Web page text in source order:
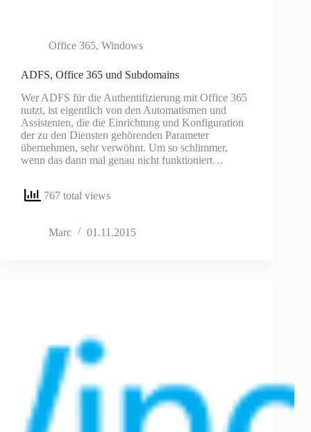
Office 365, Windows
ADFS, Office 365 und Subdomains
Wer ADFS für die Authentifizierung mit Office 365
nutzt, ist eigentlich von den Automatismen und
Assistenten, die die Einrichtung und Konfiguration
der zu den Diensten gehörenden Parameter
übernehmen, sehr verwöhnt. Um so schlimmer,
wenn das dann mal genau nicht funktioniert…
767 total views
Marc 01.11.2015